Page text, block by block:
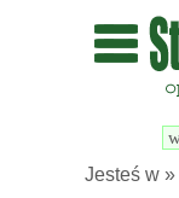
Jesteś w »